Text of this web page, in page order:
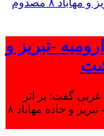
-تبریز و
غربی گفت: بر اثر
بروز دو سانحه تصادف در محور ارومیه- تبریز و جاده مهاباد ۸